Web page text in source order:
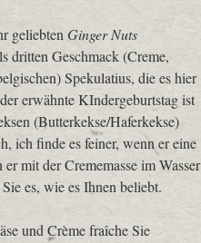
geliebten Ginger Nuts
dritten Geschmack (Creme,
Spekulatius, die es hier
erwähnte KIndergeburtstag ist
(Butterkekse/Haferkekse)
ich finde es feiner, wenn er eine
mit der Crememasse im Wasser
es, wie es Ihnen beliebt.
und Crème fraîche Sie